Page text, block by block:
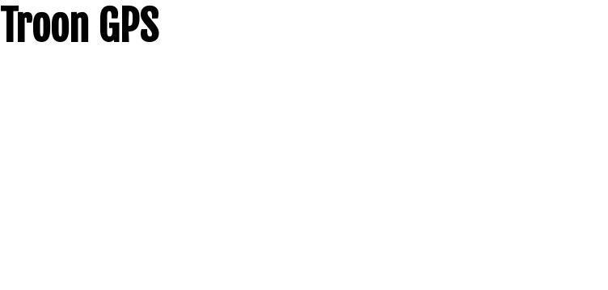
Troon GPS